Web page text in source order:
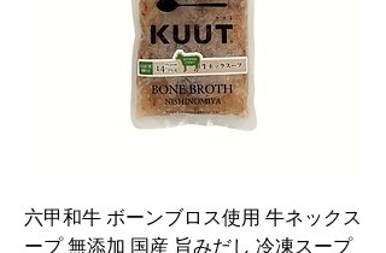
六甲和牛 ボーンブロス使用 牛ネックス
ープ 無添加 国産 旨みだし 冷凍スープ